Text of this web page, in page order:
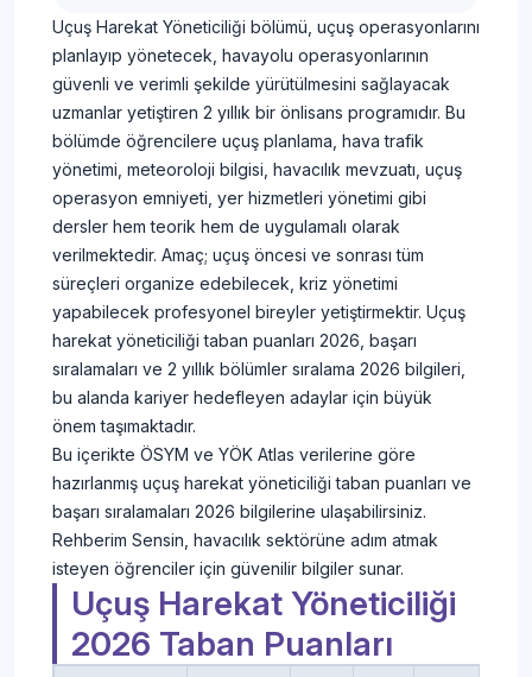
Uçuş Harekat Yöneticiliği bölümü, uçuş operasyonlarını
planlayıp yönetecek, havayolu operasyonlarının
güvenli ve verimli şekilde yürütülmesini sağlayacak
uzmanlar yetiştiren 2 yıllık bir önlisans programıdır. Bu
bölümde öğrencilere uçuş planlama, hava trafik
yönetimi, meteoroloji bilgisi, havacılık mevzuatı, uçuş
operasyon emniyeti, yer hizmetleri yönetimi gibi
dersler hem teorik hem de uygulamalı olarak
verilmektedir. Amaç; uçuş öncesi ve sonrası tüm
süreçleri organize edebilecek, kriz yönetimi
yapabilecek profesyonel bireyler yetiştirmektir. Uçuş
harekat yöneticiliği taban puanları 2026, başarı
sıralamaları ve 2 yıllık bölümler sıralama 2026 bilgileri,
bu alanda kariyer hedefleyen adaylar için büyük
önem taşımaktadır.
Bu içerikte ÖSYM ve YÖK Atlas verilerine göre
hazırlanmış uçuş harekat yöneticiliği taban puanları ve
başarı sıralamaları 2026 bilgilerine ulaşabilirsiniz.
Rehberim Sensin, havacılık sektörüne adım atmak
isteyen öğrenciler için güvenilir bilgiler sunar.
Uçuş Harekat Yöneticiliği
2026 Taban Puanları